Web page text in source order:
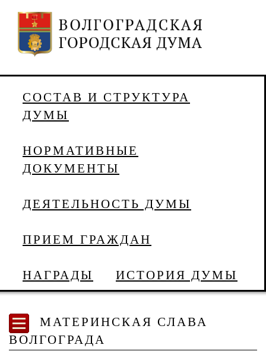
СОСТАВ И СТРУКТУРА
ДУМЫ
НОРМАТИВНЫЕ
ДОКУМЕНТЫ
ДЕЯТЕЛЬНОСТЬ ДУМЫ
ПРИЕМ ГРАЖДАН
НАГРАДЫ ИСТОРИЯ ДУМЫ
МАТЕРИНСКАЯ СЛАВА
ВОЛГОГРАДА